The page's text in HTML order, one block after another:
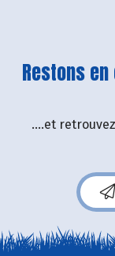
Restons
....et